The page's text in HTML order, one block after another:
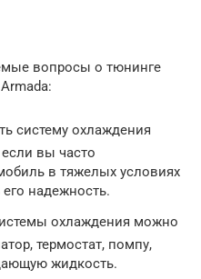
вопросы о тюнинге
систему охлаждения
вы часто
в тяжелых условиях
надежность.
охлаждения можно
термостат, помпу,
жидкость.